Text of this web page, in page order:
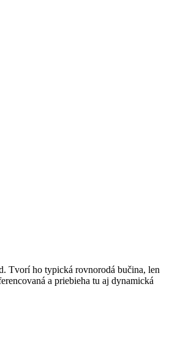
Tvorí ho typická rovnorodá bučina, len
a priebieha tu aj dynamická